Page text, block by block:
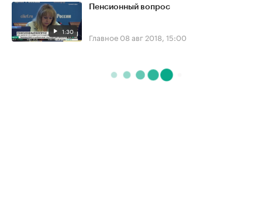
1:30
Пенсионный вопрос
Главное 08 авг 2018, 15:00